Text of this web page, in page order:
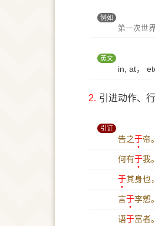
例如
第一次世
英文
in, at，
2. 引进动作、
引证
告之于帝
何有于我
于其身也
言于李愬
语于富者